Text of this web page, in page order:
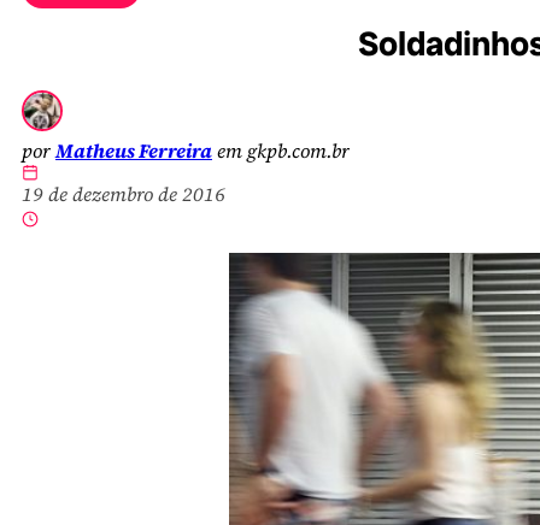
porMatheus Ferreiraem gkpb.com.br
19 de dezembro de 2016